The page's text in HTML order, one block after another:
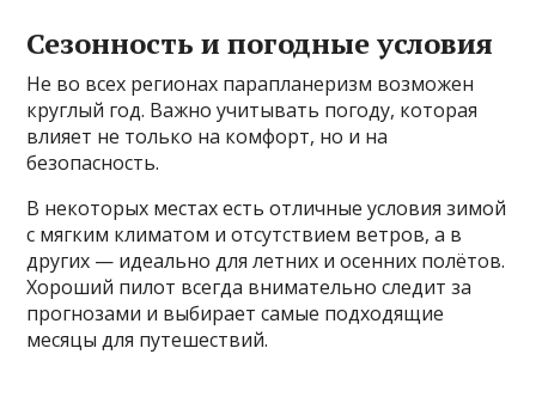
Сезонность и погодные условия
Не во всех регионах парапланеризм возможен
круглый год. Важно учитывать погоду, которая
влияет не только на комфорт, но и на
безопасность.
В некоторых местах есть отличные условия зимой
с мягким климатом и отсутствием ветров, а в
других — идеально для летних и осенних полётов.
Хороший пилот всегда внимательно следит за
прогнозами и выбирает самые подходящие
месяцы для путешествий.